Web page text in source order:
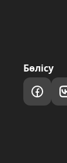
Бөлісу